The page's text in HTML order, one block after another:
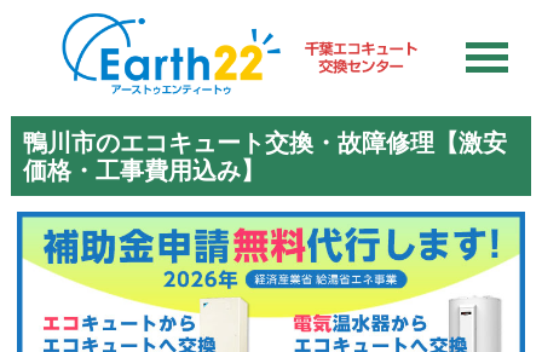
鴨川市のエコキュート交換・故障修理【激安
価格・工事費用込み】